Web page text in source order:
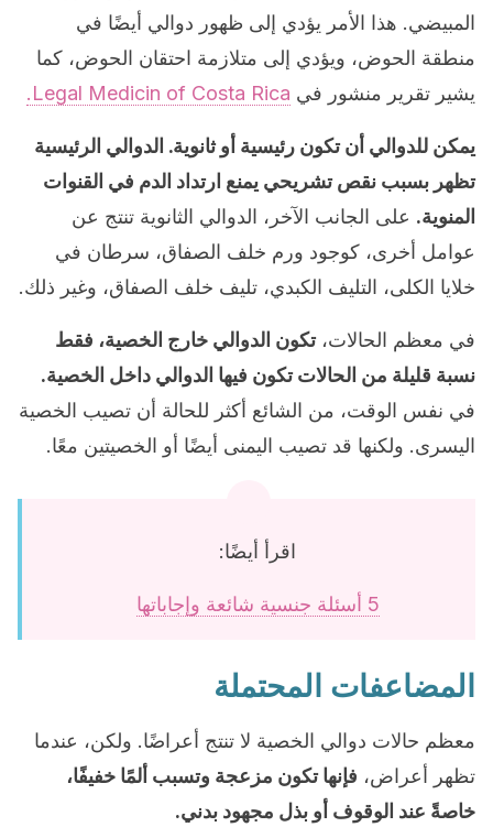
المبيضي. هذا الأمر يؤدي إلى ظهور دوالي أيضًا في
منطقة الحوض، ويؤدي إلى متلازمة احتقان الحوض، كما
يشير تقرير منشور في Legal Medicin of Costa Rica.
يمكن للدوالي أن تكون رئيسية أو ثانوية. الدوالي الرئيسية
تظهر بسبب نقص تشريحي يمنع ارتداد الدم في القنوات
المنوية. على الجانب الآخر، الدوالي الثانوية تنتج عن
عوامل أخرى، كوجود ورم خلف الصفاق، سرطان في
خلايا الكلى، التليف الكبدي، تليف خلف الصفاق، وغير ذلك.
في معظم الحالات،تكون الدوالي خارج الخصية، فقط
نسبة قليلة من الحالات تكون فيها الدوالي داخل الخصية.
في نفس الوقت، من الشائع أكثر للحالة أن تصيب الخصية
اليسرى. ولكنها قد تصيب اليمنى أيضًا أو الخصيتين معًا.
اقرأ أيضًا:
5 أسئلة جنسية شائعة وإجاباتها
المضاعفات المحتملة
معظم حالات دوالي الخصية لا تنتج أعراضًا. ولكن، عندما
تظهر أعراض، فإنها تكون مزعجة وتسبب ألمًا خفيفًا،
خاصةً عند الوقوف أو بذل مجهود بدني.